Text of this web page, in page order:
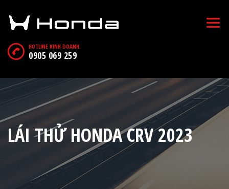
HOTLINE KINH DOANH:
0905 069 259
LÁI THỬ HONDA CRV 2023